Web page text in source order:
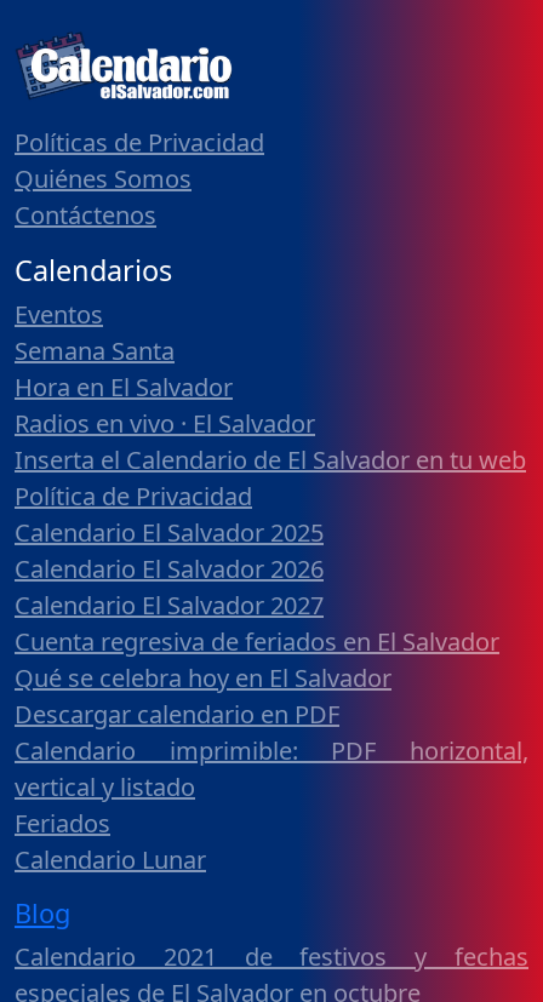
Políticas de Privacidad
Quiénes Somos
Contáctenos
Calendarios
Eventos
Semana Santa
Hora en El Salvador
Radios en vivo · El Salvador
Inserta el Calendario de El Salvador en tu web
Política de Privacidad
Calendario El Salvador 2025
Calendario El Salvador 2026
Calendario El Salvador 2027
Cuenta regresiva de feriados en El Salvador
Qué se celebra hoy en El Salvador
Descargar calendario en PDF
Calendario imprimible: PDF horizontal,
vertical y listado
Feriados
Calendario Lunar
Blog
Calendario 2021 de festivos y fechas
especiales de El Salvador en octubre